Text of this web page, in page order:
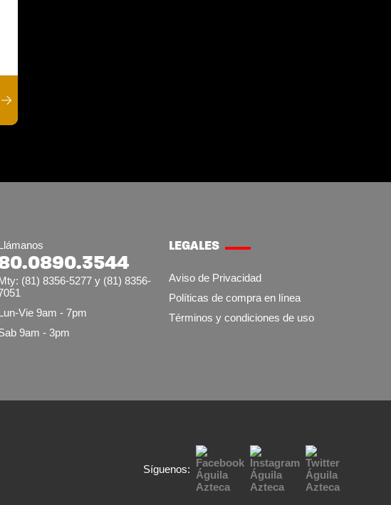
(81) 8356-5277 y (81) 8356-
Vie 9am - 7pm
9am - 3pm
LEGALES
Aviso de Privacidad
Políticas de compra en línea
Términos y condiciones de uso
Síguenos: